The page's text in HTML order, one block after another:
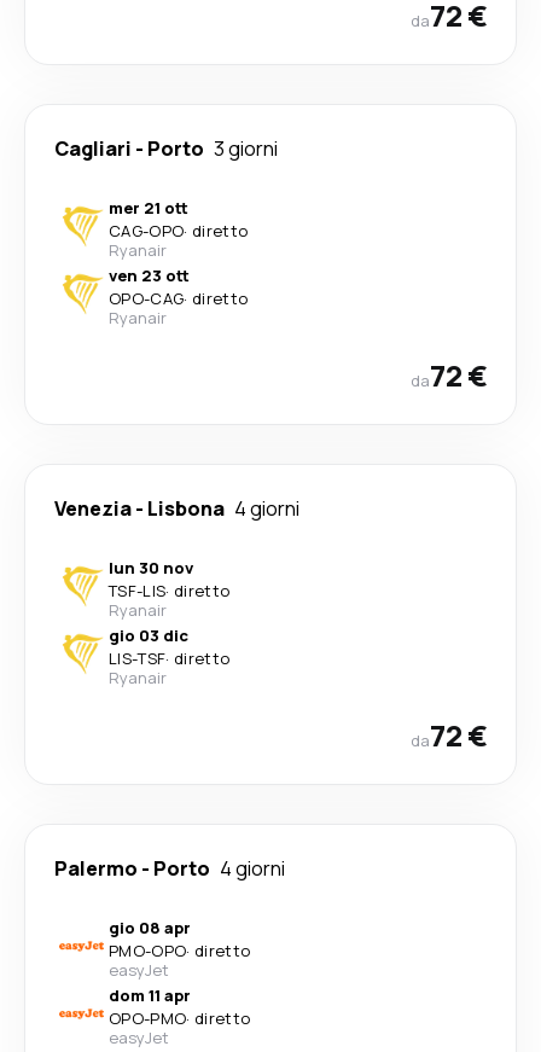
da72 €
Cagliari - Porto 3 giorni
mer 21 ott
CAG-OPO· diretto
Ryanair
ven 23 ott
OPO-CAG· diretto
Ryanair
da72 €
Venezia- Lisbona 4 giorni
lun 30 nov
TSF-LIS· diretto
Ryanair
gio 03 dic
LIS-TSF· diretto
Ryanair
da72 €
Palermo - Porto 4 giorni
gio 08 apr
PMO-OPO· diretto
easyJet
dom 11 apr
OPO-PMO· diretto
easyJet